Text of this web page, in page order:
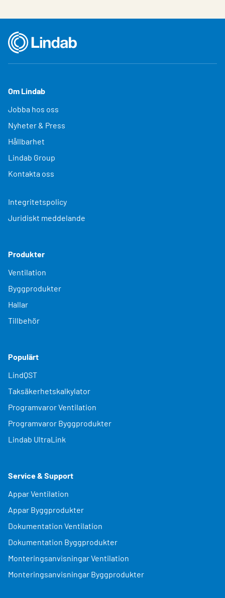
Om Lindab
Jobba hos oss
Nyheter & Press
Hållbarhet
Lindab Group
Kontakta oss
Integritetspolicy
Juridiskt meddelande
Produkter
Ventilation
Byggprodukter
Hallar
Tillbehör
Populärt
LindQST
Taksäkerhetskalkylator
Programvaror Ventilation
Programvaror Byggprodukter
Lindab UltraLink
Service & Support
Appar Ventilation
Appar Byggprodukter
Dokumentation Ventilation
Dokumentation Byggprodukter
Monteringsanvisningar Ventilation
Monteringsanvisningar Byggprodukter